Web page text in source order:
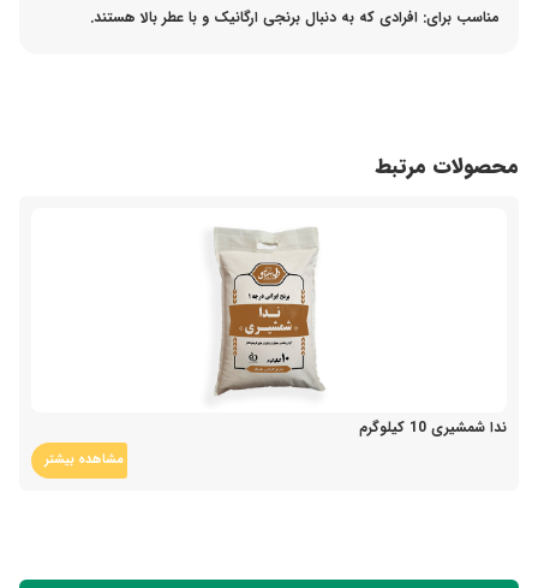
مناسب برای: افرادی که به دنبال برنجی ارگانیک و با عطر بالا هستند.
محصولات مرتبط
ندا شمشیری 10 کیلوگرم
مشاهده بیشتر